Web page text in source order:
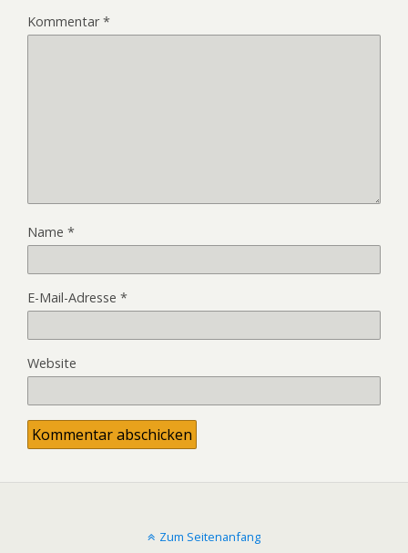
Kommentar*
Name *
E-Mail-Adresse *
Website
Zum Seitenanfang